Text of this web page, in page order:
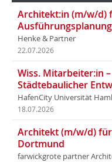
Architekt:in (m/w/d)
Henke & Partner
22.07.2026
Wiss. Mitarbeiter:in
Städtebaulicher
HafenCity Universität
18.07.2026
Architekt (m/w/d)
Dortmund
farwickgrote partner